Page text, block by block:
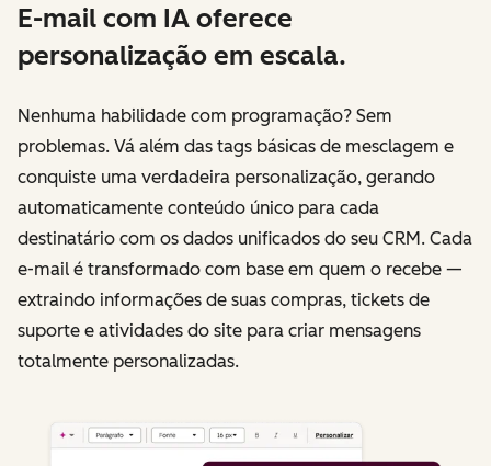
E-mail com IA oferece
personalização em escala.
Nenhuma habilidade com programação? Sem
problemas. Vá além das tags básicas de mesclagem e
conquiste uma verdadeira personalização, gerando
automaticamente conteúdo único para cada
destinatário com os dados unificados do seu CRM. Cada
e-mail é transformado com base em quem o recebe —
extraindo informações de suas compras, tickets de
suporte e atividades do site para criar mensagens
totalmente personalizadas.